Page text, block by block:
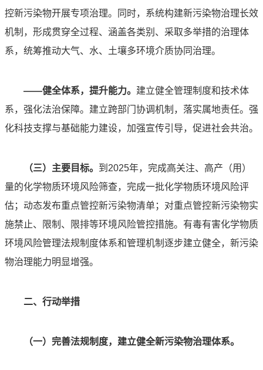
控新污染物开展专项治理。同时，系统构建新污染物治理长效
机制，形成贯穿全过程、涵盖各类别、采取多举措的治理体
系，统筹推动大气、水、土壤多环境介质协同治理。
——健全体系，提升能力。 建立健全管理制度和技术体
系，强化法治保障。建立跨部门协调机制，落实属地责任。强
化科技支撑与基础能力建设，加强宣传引导，促进社会共治。
（三）主要目标。 到2025年，完成高关注、高产（用）
量的化学物质环境风险筛查，完成一批化学物质环境风险评
估；动态发布重点管控新污染物清单；对重点管控新污染物实
施禁止、限制、限排等环境风险管控措施。有毒有害化学物质
环境风险管理法规制度体系和管理机制逐步建立健全，新污染
物治理能力明显增强。
二、行动举措
（一）完善法规制度，建立健全新污染物治理体系。